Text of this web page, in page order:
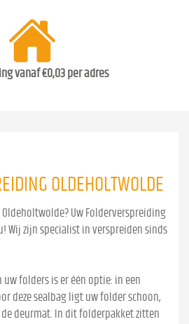
vanaf €0,03 per adres
OLDEHOLTWOLDE
Uw Folderverspreiding
Wij zijn specialist in verspreiden sinds
folders is er één optie: in een
deze sealbag ligt uw folder schoon,
deurmat. In dit folderpakket zitten